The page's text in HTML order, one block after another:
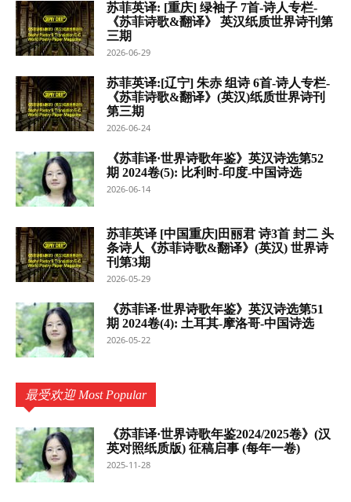
苏菲英译: [重庆] 绿袖子 7首-诗人专栏-
《苏菲诗歌&翻译》 英汉纸质世界诗刊第
三期
2026-06-29
苏菲英译:[辽宁] 朱赤 组诗 6首-诗人专栏-
《苏菲诗歌&翻译》(英汉)纸质世界诗刊
第三期
2026-06-24
《苏菲译·世界诗歌年鉴》英汉诗选第52
期 2024卷(5): 比利时-印度-中国诗选
2026-06-14
苏菲英译 [中国重庆]田丽君 诗3首 封二 头
条诗人《苏菲诗歌&翻译》(英汉) 世界诗
刊第3期
2026-05-29
《苏菲译·世界诗歌年鉴》英汉诗选第51
期 2024卷(4): 土耳其-摩洛哥-中国诗选
2026-05-22
最受欢迎 Most Popular
《苏菲译·世界诗歌年鉴2024/2025卷》(汉
英对照纸质版) 征稿启事 (每年一卷)
2025-11-28